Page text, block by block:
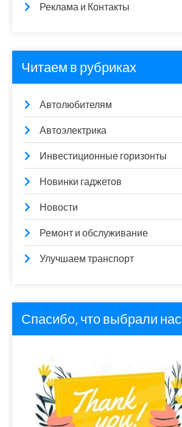
Реклама и Контакты
Читаем в рубриках
Автолюбителям
Автоэлектрика
Инвестиционные горизонты
Новинки гаджетов
Новости
Ремонт и обслуживание
Улучшаем транспорт
Спасибо, что выбрали нас